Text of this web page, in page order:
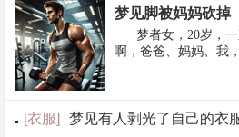
梦见脚被妈妈砍掉
梦者女，20岁，
啊，爸爸、妈妈、我
[衣服]
梦见有人剥光了自己的衣